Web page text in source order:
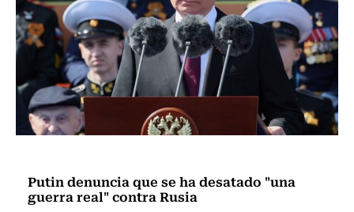
Putin denuncia que se ha desatado "una
guerra real" contra Rusia